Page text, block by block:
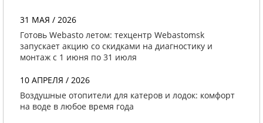
31 МАЯ / 2026
Готовь Webasto летом: техцентр Webastomsk
запускает акцию со скидками на диагностику и
монтаж с 1 июня по 31 июля
10 АПРЕЛЯ / 2026
Воздушные отопители для катеров и лодок: комфорт
на воде в любое время года